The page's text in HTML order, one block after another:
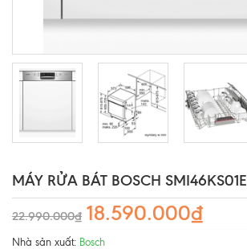
MÁY RỬA BÁT BOSCH SMI46KS01E
22.990.000₫ 18.590.000₫
Nhà sản xuất: Bosch